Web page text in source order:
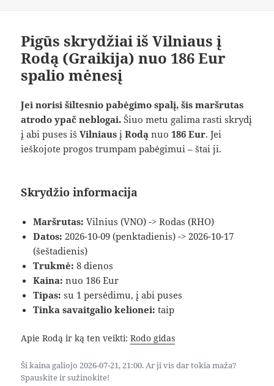
Pigūs skrydžiai iš Vilniaus į
Rodą (Graikija) nuo 186 Eur
spalio mėnesį
Jei norisi šiltesnio pabėgimo spalį, šis maršrutas
atrodo ypač neblogai. Šiuo metu galima rasti skrydį
į abi puses išVilniaus įRodą nuo186 Eur. Jei
ieškojote progos trumpam pabėgimui – štai ji.
Skrydžio informacija
Maršrutas: Vilnius (VNO) -> Rodas (RHO)
Datos: 2026-10-09 (penktadienis) -> 2026-10-17
(šeštadienis)
Trukmė: 8 dienos
Kaina: nuo 186 Eur
Tipas: su 1 persėdimu, į abi puses
Tinka savaitgalio kelionei: taip
Apie Rodą ir ką ten veikti:Rodo gidas
Ši kaina galiojo 2026-07-21, 21:00. Ar ji vis dar tokia maža?
Spauskite ir sužinokite!